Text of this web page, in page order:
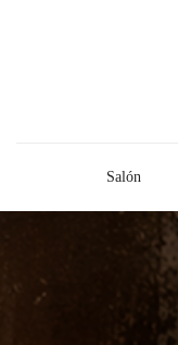
Salón